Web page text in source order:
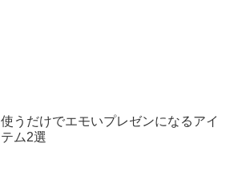
使うだけでエモいプレゼンになるアイ
テム2選